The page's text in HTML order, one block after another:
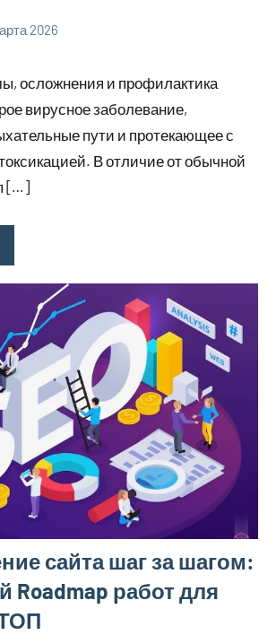
2026
осложнения и профилактика
вирусное заболевание,
пути и протекающее с
В отличие от обычной
[…]
сайта шаг за шагом:
Roadmap работ для